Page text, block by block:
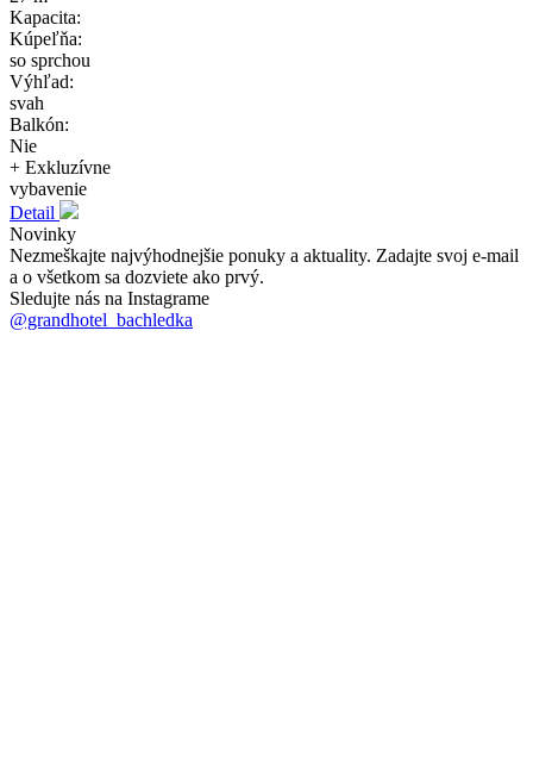
Kapacita:
Kúpeľňa:
so sprchou
Výhľad:
svah
Balkón:
Nie
+ Exkluzívne
vybavenie
Detail
Novinky
Nezmeškajte najvýhodnejšie ponuky a aktuality. Zadajte svoj e-mail
a o všetkom sa dozviete ako prvý.
Sledujte nás na Instagrame
@grandhotel_bachledka